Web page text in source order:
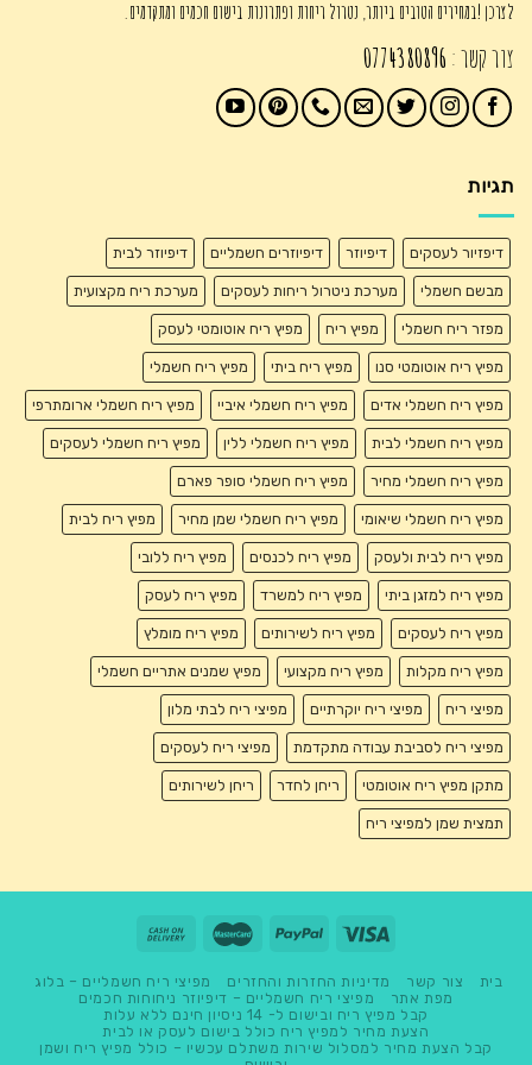
לצרכן !במחירים הטובים ביותר, נטרול ריחות ופתרונות בישום חכמים ומתקדמים.
צור קשר : 0774380896
תגיות
דיפזיור לעסקים דיפיוזר דיפיוזרים חשמליים דיפיוזר לבית
מבשם חשמלי מערכת ניטרול ריחות לעסקים מערכת ריח מקצועית
מפזר ריח חשמלי מפיץ ריח מפיץ ריח אוטומטי לעסק
מפיץ ריח אוטומטי סנו מפיץ ריח ביתי מפיץ ריח חשמלי
מפיץ ריח חשמלי אדים מפיץ ריח חשמלי איביי מפיץ ריח חשמלי ארומתרפי
מפיץ ריח חשמלי לבית מפיץ ריח חשמלי ללין מפיץ ריח חשמלי לעסקים
מפיץ ריח חשמלי מחיר מפיץ ריח חשמלי סופר פארם
מפיץ ריח חשמלי שיאומי מפיץ ריח חשמלי שמן מחיר מפיץ ריח לבית
מפיץ ריח לבית ולעסק מפיץ ריח לכנסים מפיץ ריח ללובי
מפיץ ריח למזגן ביתי מפיץ ריח למשרד מפיץ ריח לעסק
מפיץ ריח לעסקים מפיץ ריח לשירותים מפיץ ריח מומלץ
מפיץ ריח מקלות מפיץ ריח מקצועי מפיץ שמנים אתריים חשמלי
מפיצי ריח מפיצי ריח יוקרתיים מפיצי ריח לבתי מלון
מפיצי ריח לסביבת עבודה מתקדמת מפיצי ריח לעסקים
מתקן מפיץ ריח אוטומטי ריחן לחדר ריחן לשירותים
תמצית שמן למפיצי ריח
בית צור קשר מדיניות החזרות והחזרים
מפיצי ריח חשמליים – בלוג
מפת אתר
מפיצי ריח חשמליים – דיפיוזר ניחוחות חכמים
קבל מפיץ ריח ובישום ל- 14 ניסיון חינם ללא עלות
הצעת מחיר למפיץ ריח כולל בישום לעסק או לבית
קבל הצעת מחיר למסלול שירות משתלם עכשיו – כולל מפיץ ריח ושמן